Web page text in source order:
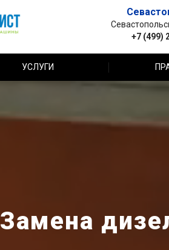
+7 (499)
УСЛУГИ
Замена